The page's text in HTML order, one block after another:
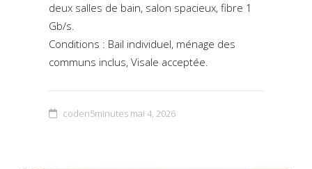
deux salles de bain, salon spacieux, fibre 1
Gb/s.
Conditions : Bail individuel, ménage des
communs inclus, Visale acceptée.
coden5minutes mai 4, 2026